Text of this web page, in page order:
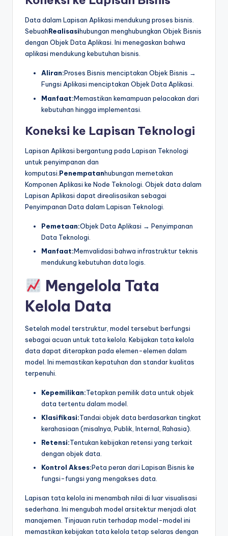
Data dalam Lapisan Aplikasi mendukung proses bisnis.
SebuahRealisasihubungan menghubungkan Objek Bisnis
dengan Objek Data Aplikasi. Ini menegaskan bahwa
aplikasi mendukung kebutuhan bisnis.
Aliran:Proses Bisnis menciptakan Objek Bisnis →
Fungsi Aplikasi menciptakan Objek Data Aplikasi.
Manfaat:Memastikan kemampuan pelacakan dari
kebutuhan hingga implementasi.
Koneksi ke Lapisan Teknologi
Lapisan Aplikasi bergantung pada Lapisan Teknologi
untuk penyimpanan dan
komputasi. Penempatanhubungan memetakan
Komponen Aplikasi ke Node Teknologi. Objek data dalam
Lapisan Aplikasi dapat direalisasikan sebagai
Penyimpanan Data dalam Lapisan Teknologi.
Pemetaan:Objek Data Aplikasi → Penyimpanan
Data Teknologi.
Manfaat:Memvalidasi bahwa infrastruktur teknis
mendukung kebutuhan data logis.
Mengelola Tata
Kelola Data
Setelah model terstruktur, model tersebut berfungsi
sebagai acuan untuk tata kelola. Kebijakan tata kelola
data dapat diterapkan pada elemen-elemen dalam
model. Ini memastikan kepatuhan dan standar kualitas
terpenuhi.
Kepemilikan:Tetapkan pemilik data untuk objek
data tertentu dalam model.
Klasifikasi:Tandai objek data berdasarkan tingkat
kerahasiaan (misalnya, Publik, Internal, Rahasia).
Retensi:Tentukan kebijakan retensi yang terkait
dengan objek data.
Kontrol Akses:Peta peran dari Lapisan Bisnis ke
fungsi-fungsi yang mengakses data.
Lapisan tata kelola ini menambah nilai di luar visualisasi
sederhana. Ini mengubah model arsitektur menjadi alat
manajemen. Tinjauan rutin terhadap model-model ini
memastikan kebijakan tata kelola tetap selaras dengan